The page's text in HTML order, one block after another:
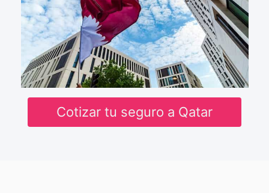
Cotizar tu seguro a Qatar